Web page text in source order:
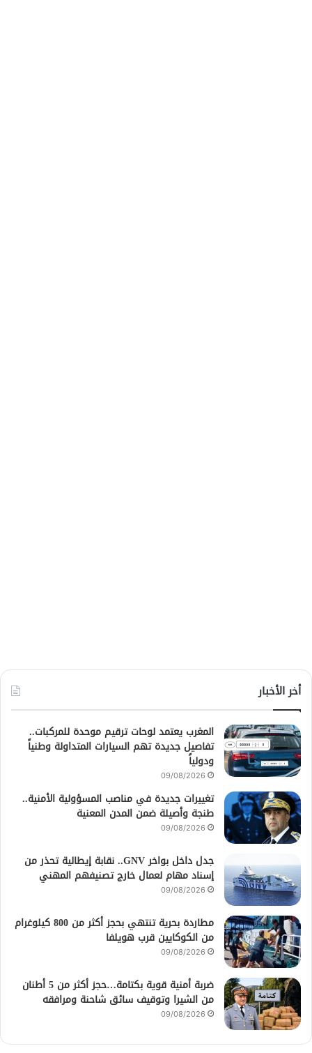
أخر الأخبار
المغرب يعتمد لوحات ترقيم موحدة للمركبات..
تفاصيل جديدة تهم السيارات المتداولة وطنياً
ودولياً
09/08/2026
تغييرات جديدة في مناصب المسؤولية الأمنية..
طنجة وأصيلة ضمن المدن المعنية
09/08/2026
جدل داخل بواخر GNV.. نقابة إيطالية تحذر من
إسناد مهام لعمال خارج تصنيفهم المهني
09/08/2026
مطاردة بحرية تنتهي بحجز أكثر من 800 كيلوغرام
من الكوكايين قرب هويلفا
09/08/2026
ضربة أمنية قوية بكتامة…حجز أكثر من 5 أطنان
من الشيرا وتوقيف سائق شاحنة ومرافقه
09/08/2026